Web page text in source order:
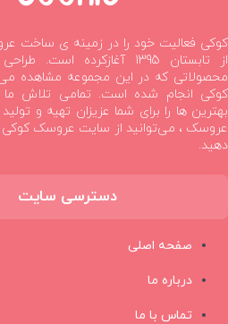
کوکی فعالیت خود را در زمینه ی ساخت
از تابستان 1395 آغازکرده
محصولاتی که در این مجموعه مشاهده
کوکی انجام شده است. تمامی تلاش
بهترین ها را برای شما عزیزان تهیه و
عروسک ، می‌توانید از سایت عروسک کوکی
دهید.
دسترسی سایت
صفحه اصلی
درباره ما
تماس با ما